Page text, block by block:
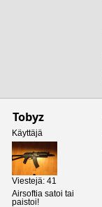
Tobyz
Käyttäjä
Viestejä: 41
Airsoftia satoi tai
paistoi!